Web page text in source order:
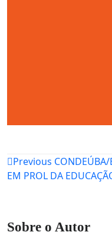
Navegação
de
Previous CONDEÚBA/
EM PROL DA
Sobre o Autor